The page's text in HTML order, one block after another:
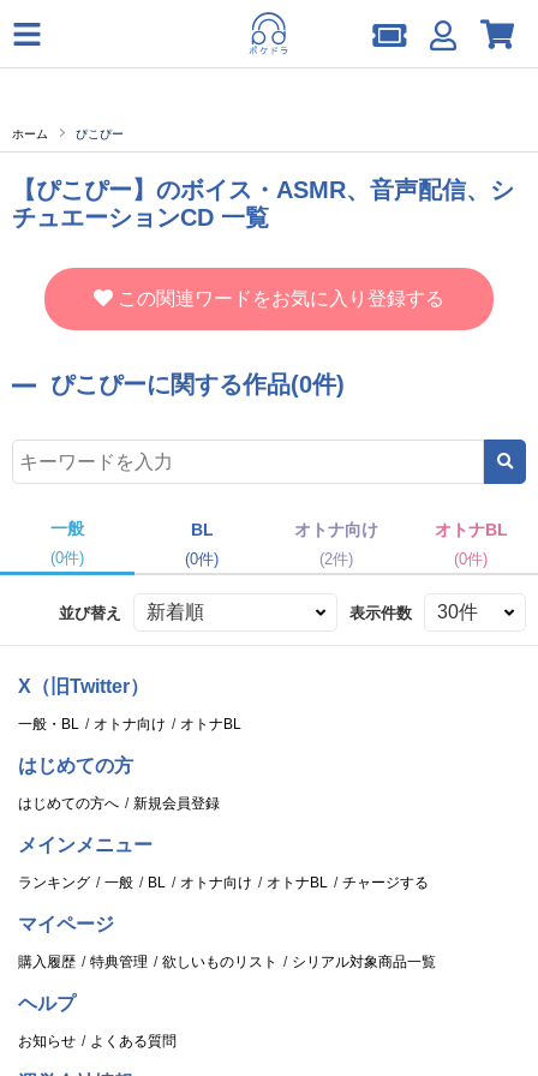
ホーム ぴこぴー
【ぴこぴー】のボイス・ASMR、音声配信、シ
チュエーションCD 一覧
この関連ワードをお気に入り登録する
ぴこぴーに関する作品(0件)
一般
(0件)
BL
(0件)
オトナ向け
(2件)
オトナBL
(0件)
並び替え 表示件数
X（旧Twitter）
一般・BL オトナ向け オトナBL
はじめての方
はじめての方へ 新規会員登録
メインメニュー
ランキング 一般 BL オトナ向け オトナBL チャージする
マイページ
購入履歴 特典管理 欲しいものリスト シリアル対象商品一覧
ヘルプ
お知らせ よくある質問